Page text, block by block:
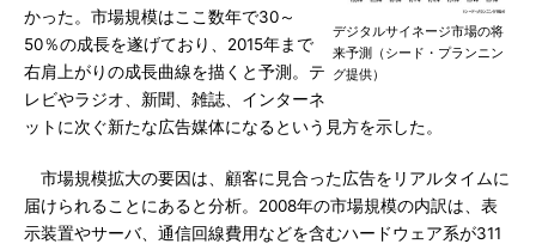
デジタルサイネージ市場の将
来予測（シード・プランニン
グ提供）
かった。市場規模はここ数年で30～
50％の成長を遂げており、2015年まで
右肩上がりの成長曲線を描くと予測。テ
レビやラジオ、新聞、雑誌、インターネ
ットに次ぐ新たな広告媒体になるという見方を示した。
市場規模拡大の要因は、顧客に見合った広告をリアルタイムに
届けられることにあると分析。2008年の市場規模の内訳は、表
示装置やサーバ、通信回線費用などを含むハードウェア系が311